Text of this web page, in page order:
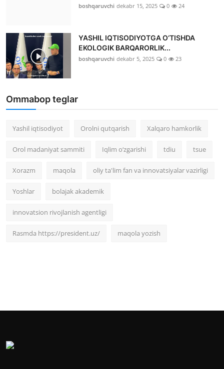
boshqaruvchi dekabr 15, 2025 0 24
YASHIL IQTISODIYOTGA O‘TISHDA
EKOLOGIK BARQARORLIK...
boshqaruvchi dekabr 5, 2025 0 23
Ommabop teglar
Yashil iqtisodiyot Orolni qutqarish Xalqaro hamkorlik
Orol madaniyat sammiti Iqlim o‘zgarishi tdiu tsue
Xorazm maqola oliy ta'lim fan va innovatsiyalar vazirligi
Yoshlar bolajak akademik
innovatsion rivojlanish agentligi
Rasmda https://president.uz/ maqola yozish